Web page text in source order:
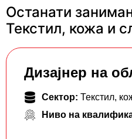
Останати
Текстил, кожа и
Дизајнер на
Сектор: Текстил,
Ниво на